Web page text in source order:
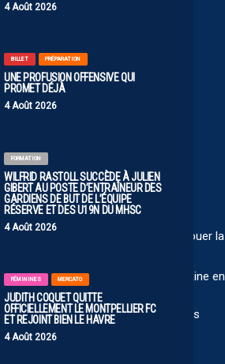
4 Août 2026
BILLET PRÉPARATION
UNE PROFUSION OFFENSIVE QUI
PROMET DÉJÀ
4 Août 2026
FORMATION
WILFRID RASTOLL SUCCÈDE À JULIEN
GIBERT AU POSTE D’ENTRAÎNEUR DES
GARDIENS DE BUT DE L’ÉQUIPE
RÉSERVE ET DES U19N DU MHSC
4 Août 2026
FÉMININES MERCATO
JUDITH COQUET QUITTE
OFFICIELLEMENT LE MONTPELLIER FC
ET REJOINT BIEN LE HAVRE
4 Août 2026
!!!
mort😂
Football à leur arrivée qui voulait jouer la
et une équipe aux abois de semaine en
saison prochaine, mais ils n’ont pas
en L1